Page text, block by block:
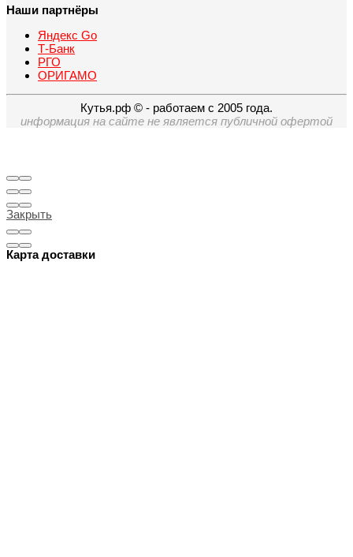
Наши партнёры
Яндекс Go
Т-Банк
РГО
ОРИГАМО
Кутья.рф © - работаем с 2005 года.
информация на сайте не является публичной офертой
Закрыть
Карта доставки